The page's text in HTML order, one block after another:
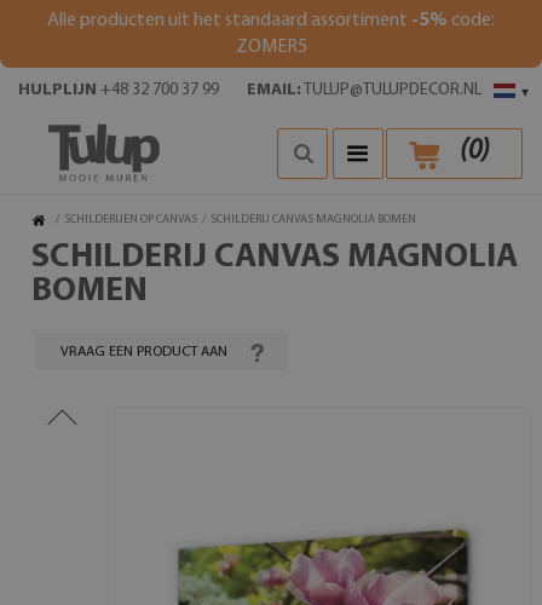
Alle producten uit het standaard assortiment -5% code:
ZOMER5
▾
HULPLIJN +48 32 700 37 99 EMAIL: TULUP@TULUPDECOR.NL
(0)
/ SCHILDERIJEN OP CANVAS / SCHILDERIJ CANVAS MAGNOLIA BOMEN
SCHILDERIJ CANVAS MAGNOLIA
BOMEN
VRAAG EEN PRODUCT AAN